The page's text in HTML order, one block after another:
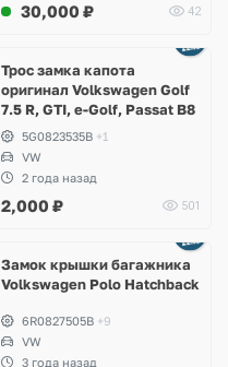
30,000 ₽ 42
Трос замка капота
оригинал Volkswagen Golf
7.5 R, GTI, e-Golf, Passat B8
5G0823535B +1
VW
2 года назад
2,000 ₽ 501
Замок крышки багажника
Volkswagen Polo Hatchback
6R0827505B +9
VW
3 года назад